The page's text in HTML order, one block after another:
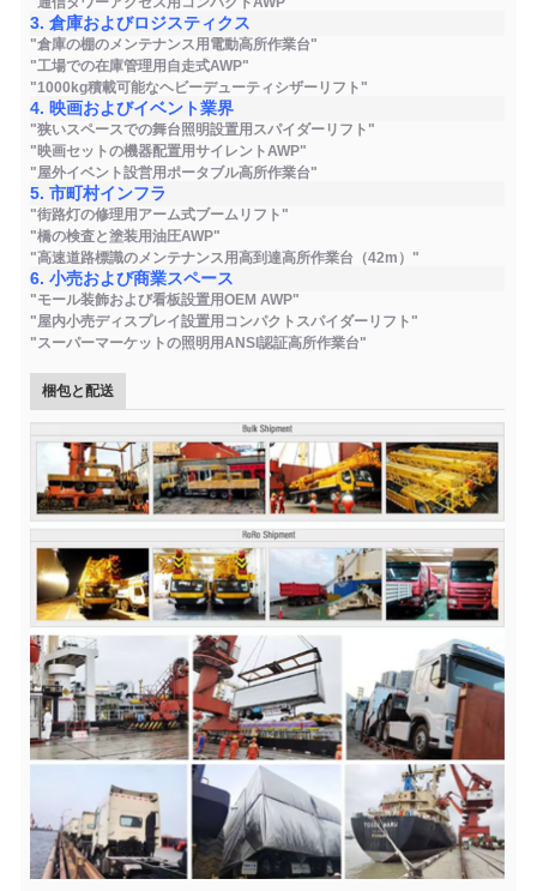
3. 倉庫およびロジスティクス
"倉庫の棚のメンテナンス用電動高所作業台"
"工場での在庫管理用自走式AWP"
"1000kg積載可能なヘビーデューティシザーリフト"
4. 映画およびイベント業界
"狭いスペースでの舞台照明設置用スパイダーリフト"
"映画セットの機器配置用サイレントAWP"
"屋外イベント設営用ポータブル高所作業台"
5. 市町村インフラ
"街路灯の修理用アーム式ブームリフト"
"橋の検査と塗装用油圧AWP"
"高速道路標識のメンテナンス用高到達高所作業台（42m）"
6. 小売および商業スペース
"モール装飾および看板設置用OEM AWP"
"屋内小売ディスプレイ設置用コンパクトスパイダーリフト"
"スーパーマーケットの照明用ANSI認証高所作業台"
梱包と配送